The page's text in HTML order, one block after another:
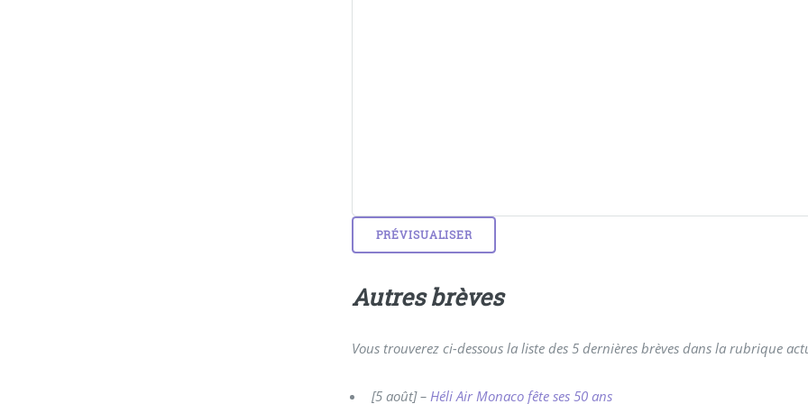
Autres brèves
Vous trouverez ci-dessous la liste des 5 dernières brèves dans la rubrique
[5 août] –Héli Air Monaco fête ses 50 ans